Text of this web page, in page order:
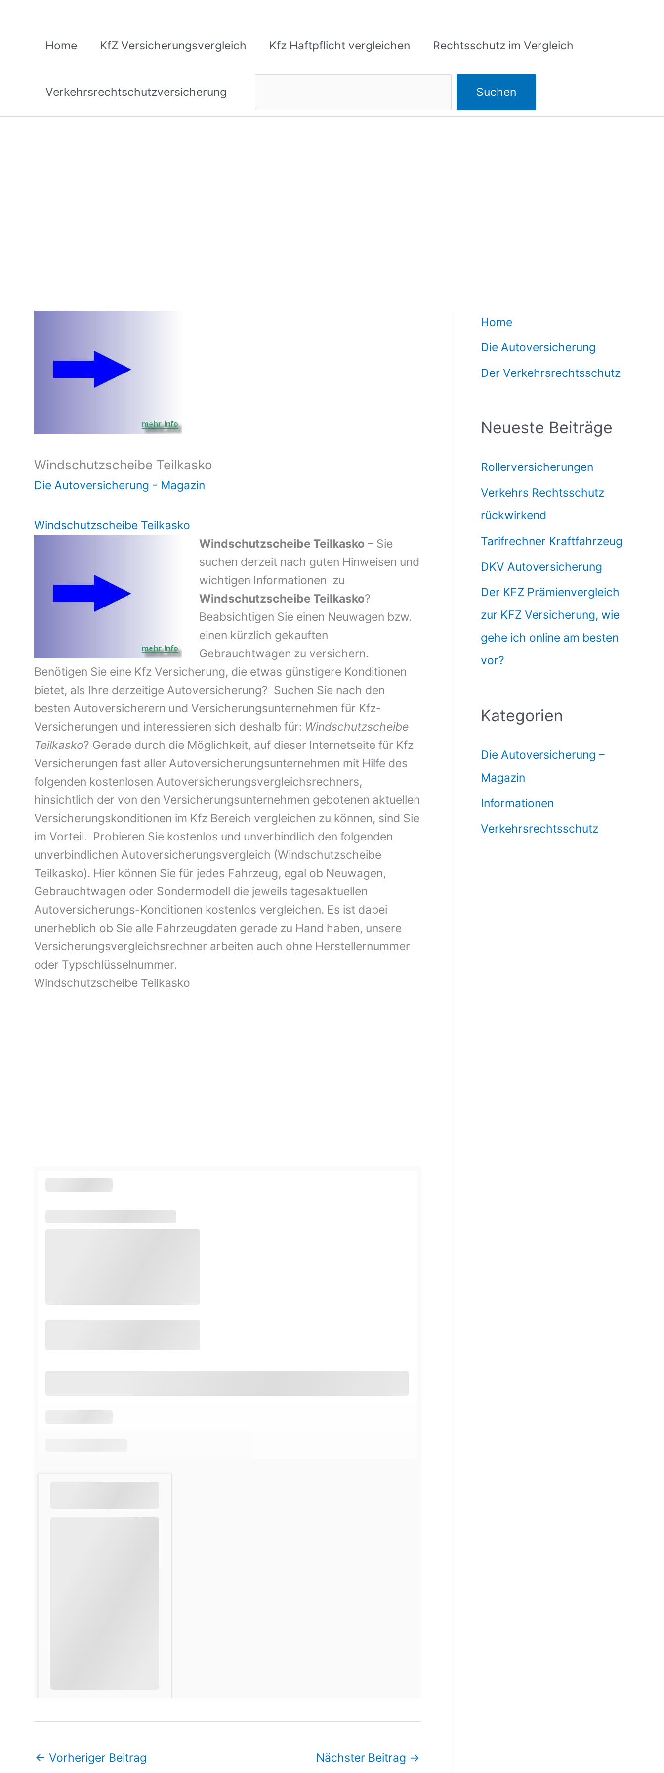
Home KfZ Versicherungsvergleich Kfz Haftpflicht vergleichen Rechtsschutz im Vergleich
Verkehrsrechtschutzversicherung Suchen
Windschutzscheibe Teilkasko
Die Autoversicherung - Magazin
Windschutzscheibe Teilkasko
Windschutzscheibe Teilkasko – Sie
suchen derzeit nach guten Hinweisen und
wichtigen Informationen zu
Windschutzscheibe Teilkasko?
Beabsichtigen Sie einen Neuwagen bzw.
einen kürzlich gekauften
Gebrauchtwagen zu versichern.
Benötigen Sie eine Kfz Versicherung, die etwas günstigere Konditionen
bietet, als Ihre derzeitige Autoversicherung? Suchen Sie nach den
besten Autoversicherern und Versicherungsunternehmen für Kfz-
Versicherungen und interessieren sich deshalb für: Windschutzscheibe
Teilkasko? Gerade durch die Möglichkeit, auf dieser Internetseite für Kfz
Versicherungen fast aller Autoversicherungsunternehmen mit Hilfe des
folgenden kostenlosen Autoversicherungsvergleichsrechners,
hinsichtlich der von den Versicherungsunternehmen gebotenen aktuellen
Versicherungskonditionen im Kfz Bereich vergleichen zu können, sind Sie
im Vorteil. Probieren Sie kostenlos und unverbindlich den folgenden
unverbindlichen Autoversicherungsvergleich (Windschutzscheibe
Teilkasko). Hier können Sie für jedes Fahrzeug, egal ob Neuwagen,
Gebrauchtwagen oder Sondermodell die jeweils tagesaktuellen
Autoversicherungs-Konditionen kostenlos vergleichen. Es ist dabei
unerheblich ob Sie alle Fahrzeugdaten gerade zu Hand haben, unsere
Versicherungsvergleichsrechner arbeiten auch ohne Herstellernummer
oder Typschlüsselnummer.
Windschutzscheibe Teilkasko
← Vorheriger Beitrag Nächster Beitrag →
Home
Die Autoversicherung
Der Verkehrsrechtsschutz
Neueste Beiträge
Rollerversicherungen
Verkehrs Rechtsschutz
rückwirkend
Tarifrechner Kraftfahrzeug
DKV Autoversicherung
Der KFZ Prämienvergleich
zur KFZ Versicherung, wie
gehe ich online am besten
vor?
Kategorien
Die Autoversicherung –
Magazin
Informationen
Verkehrsrechtsschutz